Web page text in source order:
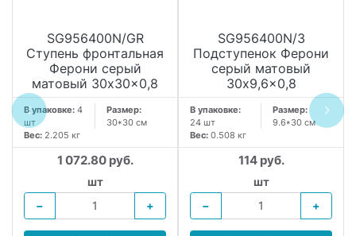
SG956400N/GR
Ступень фронтальная
Ферони серый
матовый 30x30x0,8
В упаковке: 4
шт
Размер:
30*30 см
Вес: 2.205 кг
1 072.80 руб.
шт
−
+
SG956400N/3
Подступенок Ферони
серый матовый
30x9,6x0,8
В упаковке:
24 шт
Размер:
9.6*30 см
Вес: 0.508 кг
114 руб.
шт
−
+